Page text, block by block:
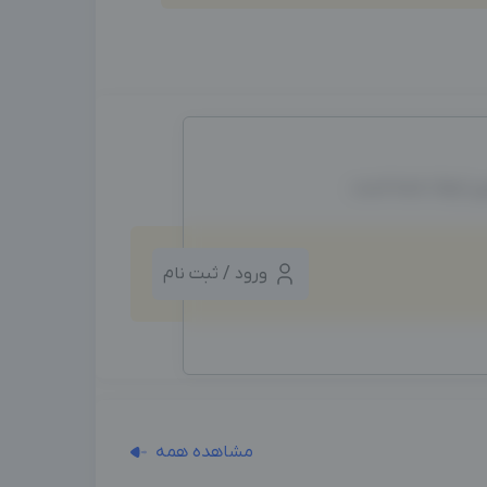
ایجاد شده است.
ورود / ثبت نام
مشاهده همه